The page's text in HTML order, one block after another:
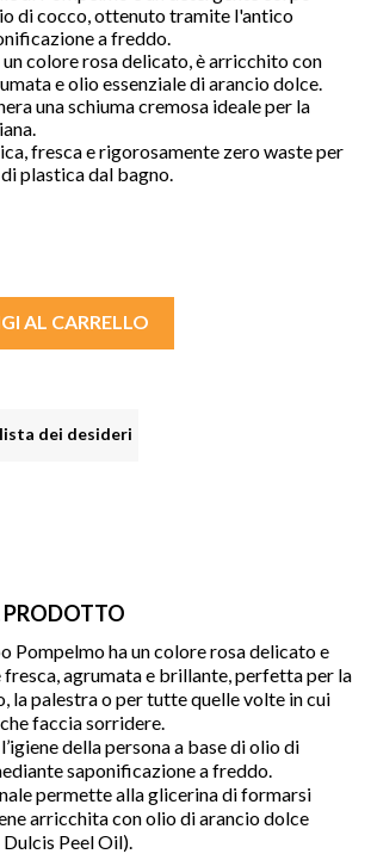
di cocco, ottenuto tramite l'antico
a freddo.
colore rosa delicato, è arricchito con
e olio essenziale di arancio dolce.
una schiuma cremosa ideale per la
fresca e rigorosamente zero waste per
plastica dal bagno.
AL CARRELLO
dei desideri
PRODOTTO
Pompelmo ha un colore rosa delicato e
agrumata e brillante, perfetta per la
la palestra o per tutte quelle volte in cui
faccia sorridere.
della persona a base di olio di
saponificazione a freddo.
permette alla glicerina di formarsi
arricchita con olio di arancio dolce
Peel Oil).